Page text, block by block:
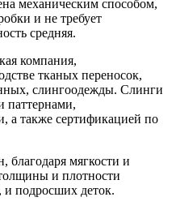
механическим способом,
и не требует
средняя.
компания,
тканых переносок,
слингоодежды. Слинги
паттернами,
а также сертификацией по
благодаря мягкости и
и плотности
подросших деток.